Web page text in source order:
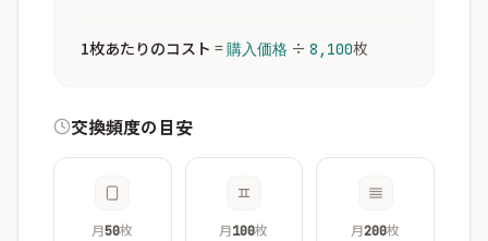
1枚あたりのコスト =購入価格 ÷ 8,100枚
交換頻度の目安
月50枚 月100枚 月200枚